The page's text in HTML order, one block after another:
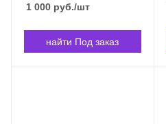
1 000 руб./шт
найти Под заказ